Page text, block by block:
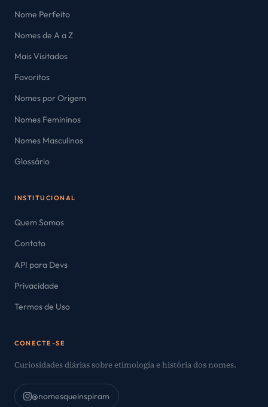
Nome Perfeito
Nomes de A a Z
Mais Visitados
Favoritos
Nomes por Origem
Nomes Femininos
Nomes Masculinos
Glossário
INSTITUCIONAL
Quem Somos
Contato
API para Devs
Privacidade
Termos de Uso
CONECTE-SE
Curiosidades diárias sobre etimologia e história dos nomes.
@nomesqueinspiram